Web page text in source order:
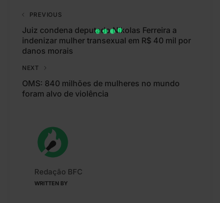
PREVIOUS
Juiz condena deputado Nikolas Ferreira a
indenizar mulher transexual em R$ 40 mil por
danos morais
NEXT
OMS: 840 milhões de mulheres no mundo
foram alvo de violência
WRITTEN BY
Redação BFC